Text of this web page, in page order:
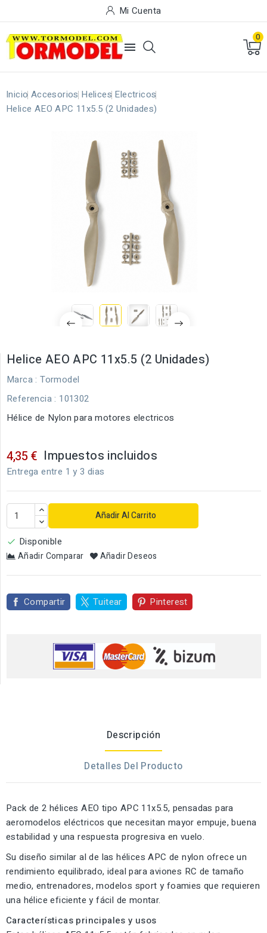
Mi Cuenta

0
Inicio Accesorios Helices Electricos
Helice AEO APC 11x5.5 (2 Unidades)
Helice AEO APC 11x5.5 (2 Unidades)
Marca : Tormodel
Referencia : 101302
Hélice de Nylon para motores electricos
4,35 € Impuestos incluidos
Entrega entre 1 y 3 dias
Añadir Al Carrito
 Disponible
Añadir Comparar Añadir Deseos
Compartir Tuitear Pinterest
Descripción
Detalles Del Producto
Pack de 2 hélices AEO tipo APC 11x5.5, pensadas para
aeromodelos eléctricos que necesitan mayor empuje, buena
estabilidad y una respuesta progresiva en vuelo.
Su diseño similar al de las hélices APC de nylon ofrece un
rendimiento equilibrado, ideal para aviones RC de tamaño
medio, entrenadores, modelos sport y foamies que requieren
una hélice eficiente y fácil de montar.
Características principales y usos